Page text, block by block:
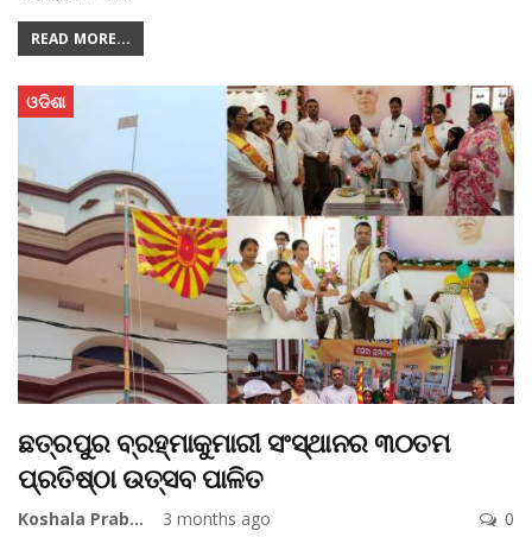
READ MORE...
ଓଡିଶା
ଛତ୍ରପୁର ବ୍ରହ୍ମାକୁମାରୀ ସଂସ୍ଥାନର ୩୦ତମ
ପ୍ରତିଷ୍ଠା ଉତ୍ସବ ପାଳିତ
Koshala Prabaha 3 months ago 0